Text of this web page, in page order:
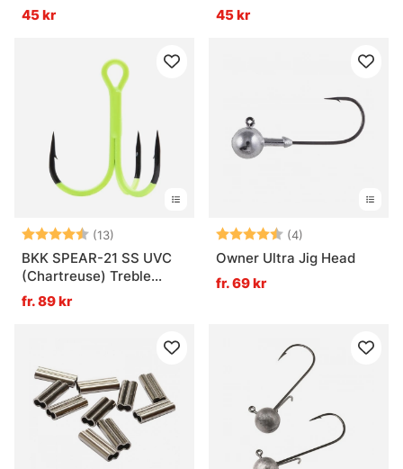
45 kr
45 kr
Betyg: (13)
4.9 utav 5 stjärnor
BKK SPEAR-21 SS UVC
(Chartreuse) Treble
Hook
fr. 89 kr
Betyg: (4)
Owner Ultra Jig Head
fr. 69 kr